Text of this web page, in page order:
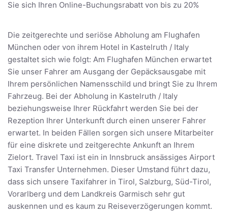
Sie sich Ihren Online-Buchungsrabatt von bis zu 20%
Die zeitgerechte und seriöse Abholung am Flughafen
München oder von ihrem Hotel in Kastelruth / Italy
gestaltet sich wie folgt: Am Flughafen München erwartet
Sie unser Fahrer am Ausgang der Gepäcksausgabe mit
Ihrem persönlichen Namensschild und bringt Sie zu Ihrem
Fahrzeug. Bei der Abholung in Kastelruth / Italy
beziehungsweise Ihrer Rückfahrt werden Sie bei der
Rezeption Ihrer Unterkunft durch einen unserer Fahrer
erwartet. In beiden Fällen sorgen sich unsere Mitarbeiter
für eine diskrete und zeitgerechte Ankunft an Ihrem
Zielort. Travel Taxi ist ein in Innsbruck ansässiges Airport
Taxi Transfer Unternehmen. Dieser Umstand führt dazu,
dass sich unsere Taxifahrer in Tirol, Salzburg, Süd-Tirol,
Vorarlberg und dem Landkreis Garmisch sehr gut
auskennen und es kaum zu Reiseverzögerungen kommt.